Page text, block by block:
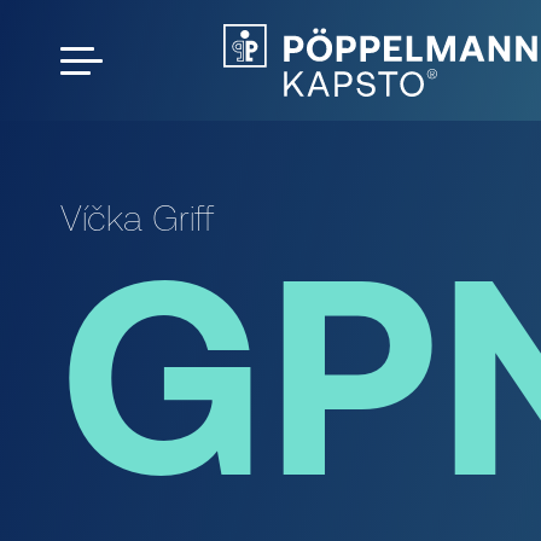
Víčka Griff